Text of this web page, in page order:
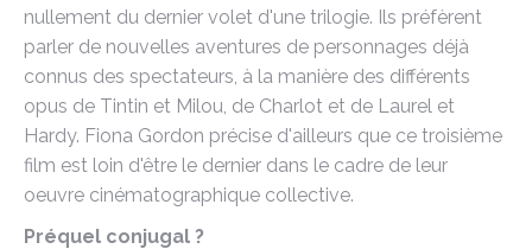
nullement du dernier volet d'une trilogie. Ils préfèrent
parler de nouvelles aventures de personnages déjà
connus des spectateurs, à la manière des différents
opus de Tintin et Milou, de Charlot et de Laurel et
Hardy. Fiona Gordon précise d'ailleurs que ce troisième
film est loin d'être le dernier dans le cadre de leur
oeuvre cinématographique collective.
Préquel conjugal ?